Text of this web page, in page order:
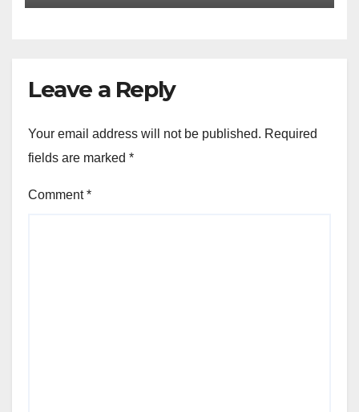
Leave a Reply
Your email address will not be published. Required
fields are marked *
Comment*